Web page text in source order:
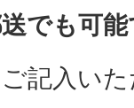
でも可能
記入い